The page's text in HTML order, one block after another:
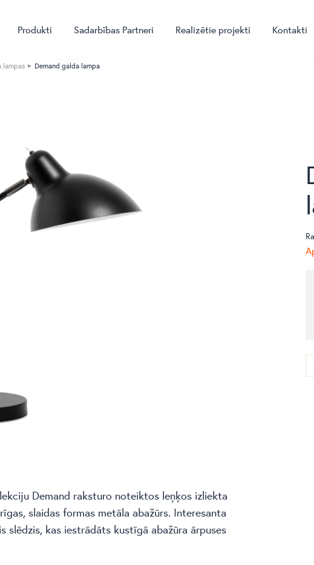
Produkti Sadarbības Partneri Realizētie projekti Kontakti
lampas Demand galda lampa
Demand raksturo noteiktos leņķos izliekta
slaidas formas metāla abažūrs. Interesanta
slēdzis, kas iestrādāts kustīgā abažūra ārpuses